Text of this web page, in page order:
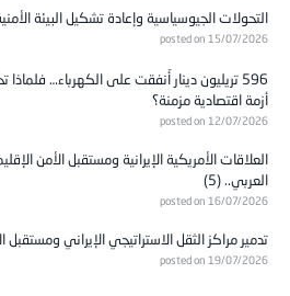
التحولات الجيوسياسية وإعادة تشكيل البيئة
posted on 15/07/2026
596 تريليون دينار أُنفقت على الكهرباء…
أزمة اقتصادية مزمنة؟
posted on 12/07/2026
العلاقات الأمريكية الإيرانية ومستقبل الأمن
العربي.. (5)
posted on 16/07/2026
تدمير مراكز الثقل الاستراتيجي الإيراني ومستقبل
posted on 19/07/2026